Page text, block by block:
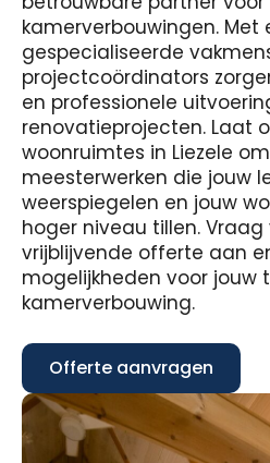
kamerverbouwingen.
gespecialiseerde
projectcoördinators
en professionele
renovatieprojecten. Laat
woonruimtes in Liezele
meesterwerken die jouw
weerspiegelen en jouw
hoger niveau tillen.
vrijblijvende offerte aan
mogelijkheden voor jouw
kamerverbouwing.
Offerte aanvragen